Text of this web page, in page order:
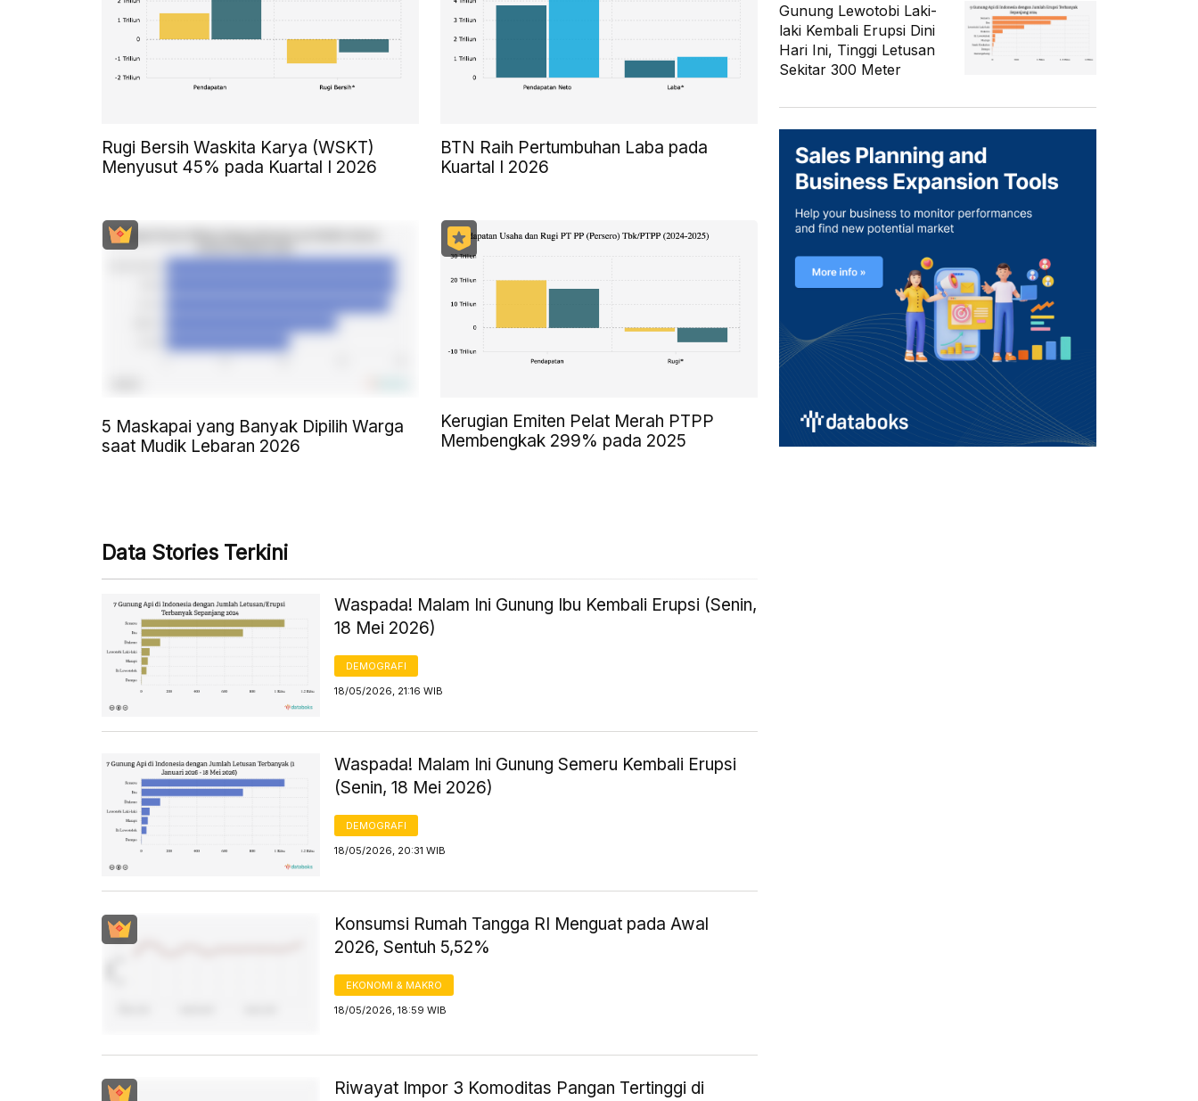
Rugi Bersih Waskita Karya (WSKT)
Menyusut 45% pada Kuartal I 2026
BTN Raih Pertumbuhan Laba pada
Kuartal I 2026
5 Maskapai yang Banyak Dipilih Warga
saat Mudik Lebaran 2026
Kerugian Emiten Pelat Merah PTPP
Membengkak 299% pada 2025
Data Stories Terkini
Waspada! Malam Ini Gunung Ibu Kembali Erupsi (Senin,
18 Mei 2026)
DEMOGRAFI
18/05/2026, 21:16 WIB
Waspada! Malam Ini Gunung Semeru Kembali Erupsi
(Senin, 18 Mei 2026)
DEMOGRAFI
18/05/2026, 20:31 WIB
Konsumsi Rumah Tangga RI Menguat pada Awal
2026, Sentuh 5,52%
EKONOMI & MAKRO
18/05/2026, 18:59 WIB
Riwayat Impor 3 Komoditas Pangan Tertinggi di
Gunung Lewotobi Laki-
laki Kembali Erupsi Dini
Hari Ini, Tinggi Letusan
Sekitar 300 Meter